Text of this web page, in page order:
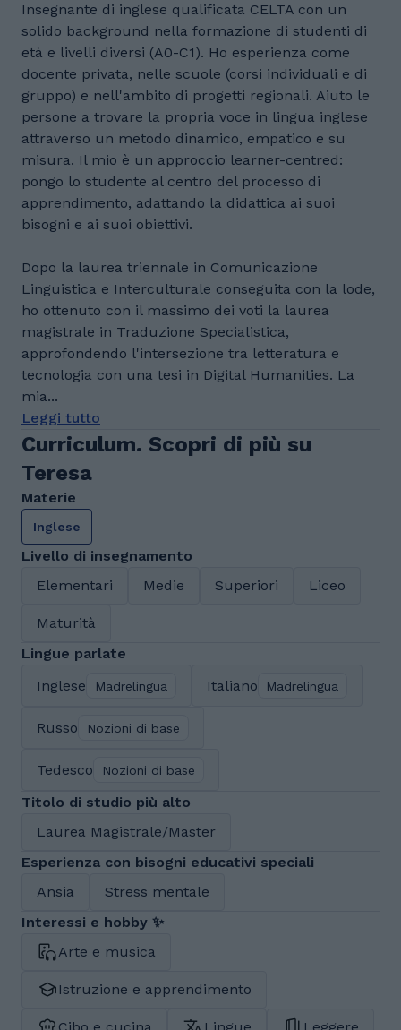
Insegnante di inglese qualificata CELTA con un
solido background nella formazione di studenti di
età e livelli diversi (A0-C1). Ho esperienza come
docente privata, nelle scuole (corsi individuali e di
gruppo) e nell'ambito di progetti regionali. Aiuto le
persone a trovare la propria voce in lingua inglese
attraverso un metodo dinamico, empatico e su
misura. Il mio è un approccio learner-centred:
pongo lo studente al centro del processo di
apprendimento, adattando la didattica ai suoi
bisogni e ai suoi obiettivi.
Dopo la laurea triennale in Comunicazione
Linguistica e Interculturale conseguita con la lode,
ho ottenuto con il massimo dei voti la laurea
magistrale in Traduzione Specialistica,
approfondendo l'intersezione tra letteratura e
tecnologia con una tesi in Digital Humanities. La
mia...
Leggi tutto
Curriculum. Scopri di più su
Teresa
Materie
Inglese
Livello di insegnamento
Elementari
Medie Superiori Liceo
Maturità
Lingue parlate
Inglese
Madrelingua Italiano Madrelingua
Russo Nozioni di base
Tedesco Nozioni di base
Titolo di studio più alto
Laurea Magistrale/Master
Esperienza con bisogni educativi speciali
Ansia
Stress mentale
Interessi e hobby ✨
Arte e musica
Istruzione e apprendimento